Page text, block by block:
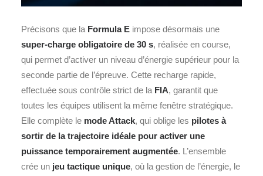
Précisons que la Formula E impose désormais une
super‑charge obligatoire de 30 s, réalisée en course,
qui permet d’activer un niveau d’énergie supérieur pour la
seconde partie de l’épreuve. Cette recharge rapide,
effectuée sous contrôle strict de la FIA, garantit que
toutes les équipes utilisent la même fenêtre stratégique.
Elle complète le mode Attack, qui oblige les pilotes à
sortir de la trajectoire idéale pour activer une
puissance temporairement augmentée. L’ensemble
crée un jeu tactique unique, où la gestion de l’énergie, le